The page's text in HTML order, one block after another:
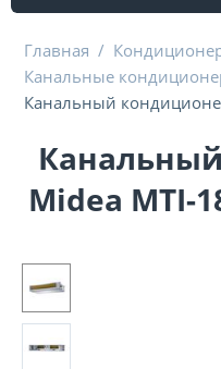
Главная /
Канальные
Канальный
Midea MTI-